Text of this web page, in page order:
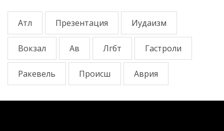
Атл Презентация Иудаизм
Вокзал Ав Лгбт Гастроли
Ракевель Происш Аврия